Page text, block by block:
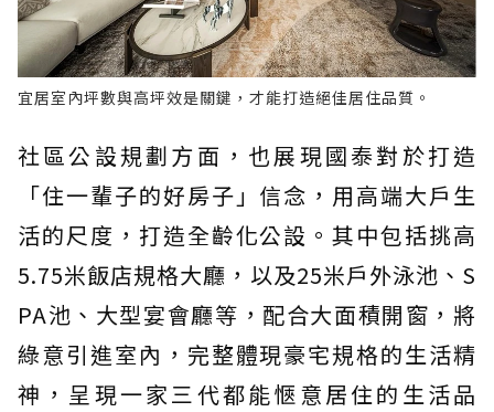
宜居室內坪數與高坪效是關鍵，才能打造絕佳居住品質。
社區公設規劃方面，也展現國泰對於打造
「住一輩子的好房子」信念，用高端大戶生
活的尺度，打造全齡化公設。其中包括挑高
5.75米飯店規格大廳，以及25米戶外泳池、S
PA池、大型宴會廳等，配合大面積開窗，將
綠意引進室內，完整體現豪宅規格的生活精
神，呈現一家三代都能愜意居住的生活品